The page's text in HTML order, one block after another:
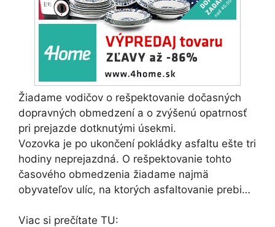
Žiadame vodičov o rešpektovanie dočasných
dopravných obmedzení a o zvýšenú opatrnosť
pri prejazde dotknutými úsekmi.
Vozovka je po ukončení pokládky asfaltu ešte tri
hodiny neprejazdná. O rešpektovanie tohto
časového obmedzenia žiadame najmä
obyvateľov ulíc, na ktorých asfaltovanie prebi…
Viac si prečítate TU: